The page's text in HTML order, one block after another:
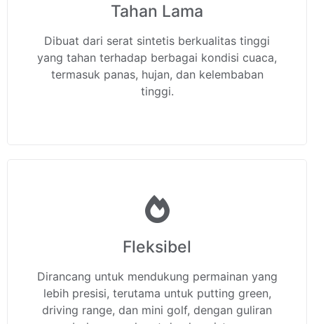
Tahan Lama
Dibuat dari serat sintetis berkualitas tinggi
yang tahan terhadap berbagai kondisi cuaca,
termasuk panas, hujan, dan kelembaban
tinggi.
Fleksibel
Dirancang untuk mendukung permainan yang
lebih presisi, terutama untuk putting green,
driving range, dan mini golf, dengan guliran